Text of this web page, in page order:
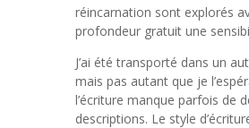
réincarnation sont explorés
profondeur gratuit une
J’ai été transporté dans un
mais pas autant que je
l’écriture manque parfois de
descriptions. Le style